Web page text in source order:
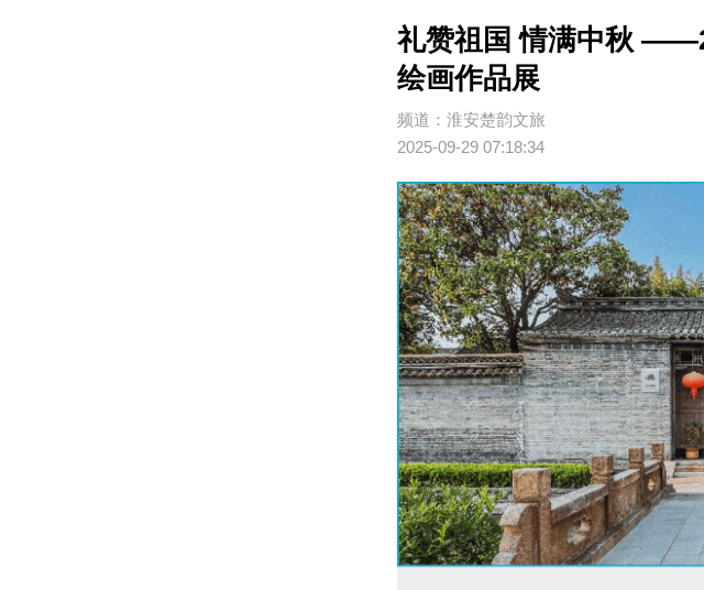
礼赞祖国 情满中秋
绘画作品展
频道：淮安楚韵文旅
2025-09-29 07:18:34